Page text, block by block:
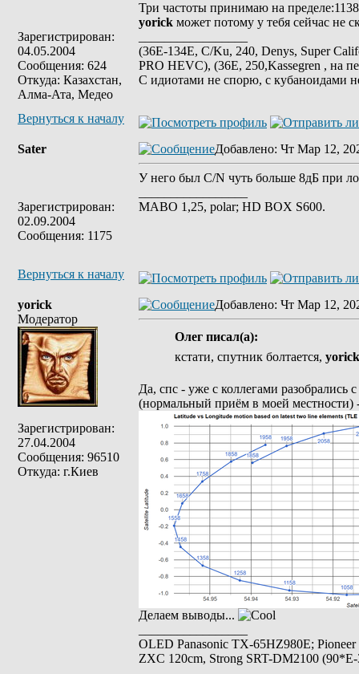
Зарегистрирован:
04.05.2004
Сообщения: 624
Откуда: Казахстан,
Алма-Ата, Медео
Три частоты принимаю на
yorick может потому у тебя сейчас не
(36E-134E, C/Ku, 240, Denys, Super
PRO HEVC), (36E, 250,Kassegren , на
С идиотами не спорю, с кубаноидами
Вернуться к началу
Sater
Зарегистрирован:
02.09.2004
Сообщения: 1175
Добавлено: Чт Мар 12,
У него был C/N чуть больше 8дБ при
MABO 1,25, polar; HD BOX S600.
Вернуться к началу
yorick
Модератор
Зарегистрирован:
27.04.2004
Сообщения: 96510
Откуда: г.Киев
Добавлено: Чт Мар 12,
Олег писал(а):
кстати, спутник болтается, yorick
Да, спс - уже с коллегами
(нормальный приём в моей местности)
Делаем выводы...
OLED Panasonic TX-65HZ980E;
ZXC 120cm, Strong SRT-DM2100